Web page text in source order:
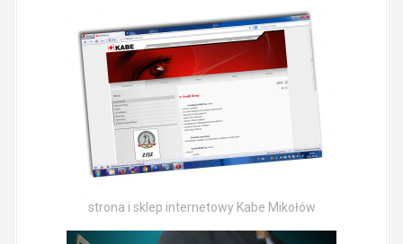
strona i sklep internetowy Kabe Mikołów